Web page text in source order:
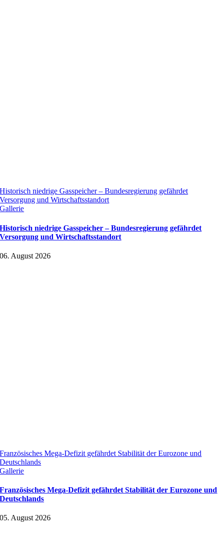
Historisch niedrige Gasspeicher – Bundesregierung gefährdet
Versorgung und Wirtschaftsstandort
Gallerie
Historisch niedrige Gasspeicher – Bundesregierung gefährdet
Versorgung und Wirtschaftsstandort
06. August 2026
Französisches Mega-Defizit gefährdet Stabilität der Eurozone und
Deutschlands
Gallerie
Französisches Mega-Defizit gefährdet Stabilität der Eurozone und
Deutschlands
05. August 2026